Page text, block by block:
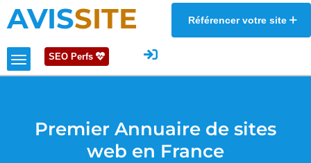
AVISSITE Référencer votre site
SEO Perfs
Premier Annuaire de sites
web en France